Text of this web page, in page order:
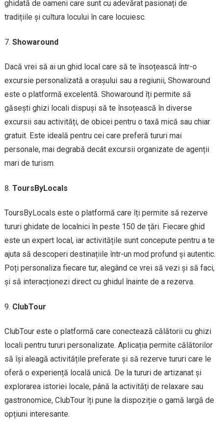
ghidată de oameni care sunt cu adevărat pasionați de
tradițiile și cultura locului în care locuiesc.
Showaround
Dacă vrei să ai un ghid local care să te însoțească într-o
excursie personalizată a orașului sau a regiunii, Showaround
este o platformă excelentă. Showaround îți permite să
găsești ghizi locali dispuși să te însoțească în diverse
excursii sau activități, de obicei pentru o taxă mică sau chiar
gratuit. Este ideală pentru cei care preferă tururi mai
personale, mai degrabă decât excursii organizate de agenții
mari de turism.
ToursByLocals
ToursByLocals este o platformă care îți permite să rezerve
tururi ghidate de localnici în peste 150 de țări. Fiecare ghid
este un expert local, iar activitățile sunt concepute pentru a te
ajuta să descoperi destinațiile într-un mod profund și autentic.
Poți personaliza fiecare tur, alegând ce vrei să vezi și să faci,
și să interacționezi direct cu ghidul înainte de a rezerva.
ClubTour
ClubTour este o platformă care conectează călătorii cu ghizi
locali pentru tururi personalizate. Aplicația permite călătorilor
să își aleagă activitățile preferate și să rezerve tururi care le
oferă o experiență locală unică. De la tururi de artizanat și
explorarea istoriei locale, până la activități de relaxare sau
gastronomice, ClubTour îți pune la dispoziție o gamă largă de
opțiuni interesante.